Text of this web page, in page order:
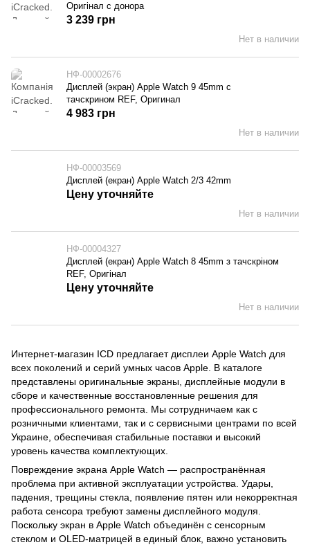
Оригінал c донора
Нет в наличии
3 239 грн
НФ-00002676
Дисплей (экран) Apple Watch 9 45mm с
тачскрином REF, Оригинал
Нет в наличии
4 983 грн
НФ-00003569
Дисплей (екран) Apple Watch 2/3 42mm
Нет в наличии
Цену уточняйте
НФ-00004327
Дисплей (екран) Apple Watch 8 45mm з тачскріном
REF, Оригінал
Нет в наличии
Цену уточняйте
Интернет-магазин ICD предлагает дисплеи Apple Watch для
всех поколений и серий умных часов Apple. В каталоге
представлены оригинальные экраны, дисплейные модули в
сборе и качественные восстановленные решения для
профессионального ремонта. Мы сотрудничаем как с
розничными клиентами, так и с сервисными центрами по всей
Украине, обеспечивая стабильные поставки и высокий
уровень качества комплектующих.
Повреждение экрана Apple Watch — распространённая
проблема при активной эксплуатации устройства. Удары,
падения, трещины стекла, появление пятен или некорректная
работа сенсора требуют замены дисплейного модуля.
Поскольку экран в Apple Watch объединён с сенсорным
стеклом и OLED-матрицей в единый блок, важно установить